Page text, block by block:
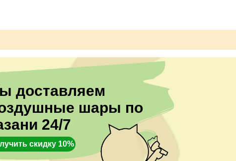
доставляем
шары по
24/7
скидку 10%